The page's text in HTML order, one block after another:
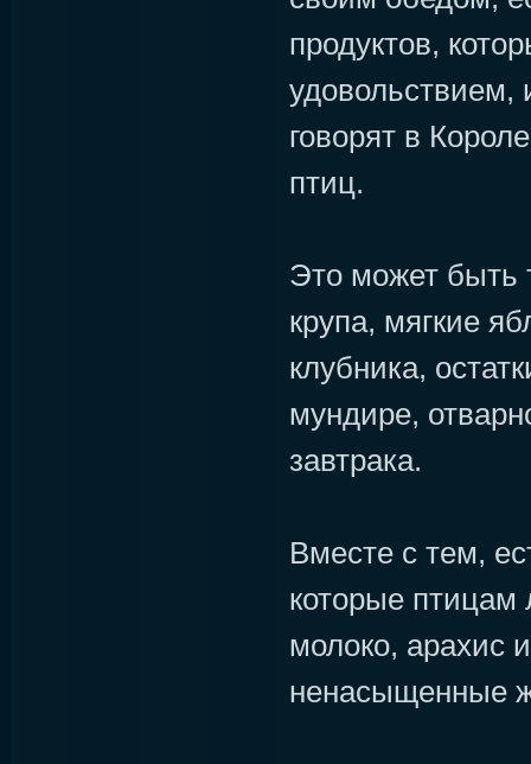
продуктов,
удовольствием,
говорят в
птиц.
Это может быть
крупа, мягкие
клубника,
мундире,
завтрака.
Вместе с тем,
которые птицам
молоко, арахис
ненасыщенные